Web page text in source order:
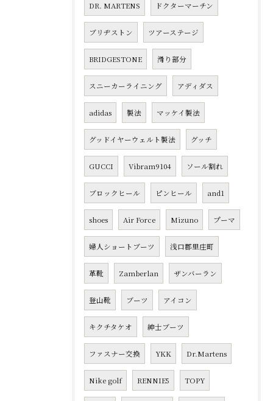
DR. MARTENS ドクターマーチン
ブリヂストン ツアーステージ
BRIDGESTONE 滑り部分
スニーカーライニング アディダス
adidas 製法 マッケイ製法
グッドイヤーウェルト製法 グッチ
GUCCI Vibram9104 ソール割れ
ブロックヒール ピンヒール and1
shoes Air Force Mizuno プーマ
婦人ショートブーツ 浅口郡里庄町
革靴 Zamberlan ザンバーラン
登山靴 ブーツ アイコン
キクチタケオ 紳士ブーツ
ファスナー交換 YKK Dr.Martens
Nike golf RENNIE5 TOPY